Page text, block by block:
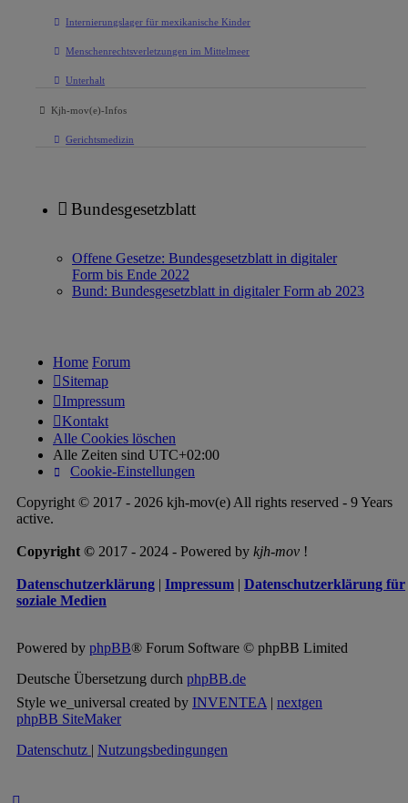
Internierungslager für mexikanische Kinder
Menschenrechtsverletzungen im Mittelmeer
Unterhalt
Kjh-mov(e)-Infos
Gerichtsmedizin
Bundesgesetzblatt
Offene Gesetze: Bundesgesetzblatt in digitaler
Form bis Ende 2022
Bund: Bundesgesetzblatt in digitaler Form ab 2023
Home Forum
Sitemap
Impressum
Kontakt
Alle Cookies löschen
Alle Zeiten sind UTC+02:00
Cookie-Einstellungen
Copyright © 2017 - 2026 kjh-mov(e) All rights reserved - 9 Years
active.
Copyright © 2017 - 2024 - Powered by kjh-mov !
Datenschutzerklärung | Impressum | Datenschutzerklärung für
soziale Medien
Powered by phpBB® Forum Software © phpBB Limited
Deutsche Übersetzung durch phpBB.de
Style we_universal created by INVENTEA| nextgen
phpBB SiteMaker
Datenschutz | Nutzungsbedingungen